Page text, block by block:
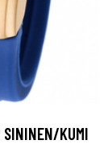
SININEN/KUMI